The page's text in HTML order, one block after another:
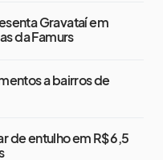
Gravataí em
da Famurs
a bairros de
de entulho em R$ 6,5